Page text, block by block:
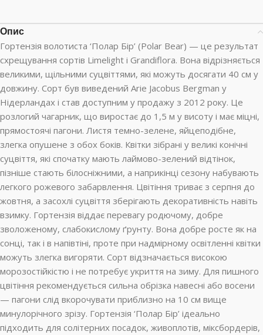
Опис
Гортензія волотиста ‘Полар Бір’ (Polar Bear) — це результат
схрещування сортів Limelight і Grandiflora. Вона відрізняється
великими, щільними суцвіттями, які можуть досягати 40 см у
довжину. Сорт був виведений Arie Jacobus Bergman у
Нідерландах і став доступним у продажу з 2012 року. Це
розлогий чагарник, що виростає до 1,5 м у висоту і має міцні,
прямостоячі пагони. Листя темно-зелене, яйцеподібне,
злегка опушене з обох боків. Квітки зібрані у великі конічні
суцвіття, які спочатку мають лаймово-зелений відтінок,
пізніше стають білосніжними, а наприкінці сезону набувають
легкого рожевого забарвлення. Цвітіння триває з серпня до
жовтня, а засохлі суцвіття зберігають декоративність навіть
взимку. Гортензія віддає перевагу родючому, добре
зволоженому, слабокислому ґрунту. Вона добре росте як на
сонці, так і в напівтіні, проте при надмірному освітленні квітки
можуть злегка вигоряти. Сорт відзначається високою
морозостійкістю і не потребує укриття на зиму. Для пишного
цвітіння рекомендується сильна обрізка навесні або восени
— пагони слід вкорочувати приблизно на 10 см вище
минулорічного зрізу. Гортензія ‘Полар Бір’ ідеально
підходить для солітерних посадок, живоплотів, міксбордерів,